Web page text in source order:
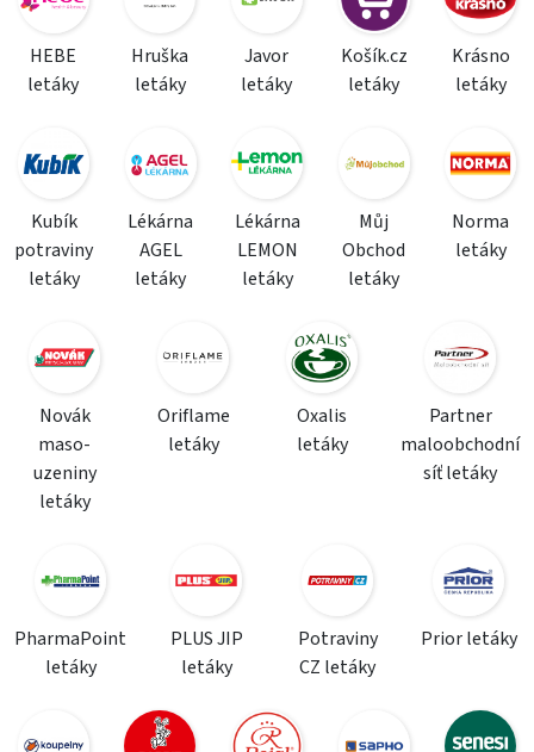
HEBE
letáky
Hruška
letáky
Javor
letáky
Košík.cz
letáky
Krásno
letáky
Kubík
potraviny
letáky
Lékárna
AGEL
letáky
Lékárna
LEMON
letáky
Můj
Obchod
letáky
Norma
letáky
Novák
maso-
uzeniny
letáky
Oriflame
letáky
Oxalis
letáky
Partner
maloobchodní
síť letáky
PharmaPoint
letáky
PLUS JIP
letáky
Potraviny
CZ letáky
Prior letáky